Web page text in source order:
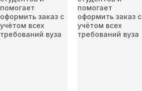
помогает
оформить заказ с
учётом всех
требований вуза
помогает
оформить заказ с
учётом всех
требований вуза